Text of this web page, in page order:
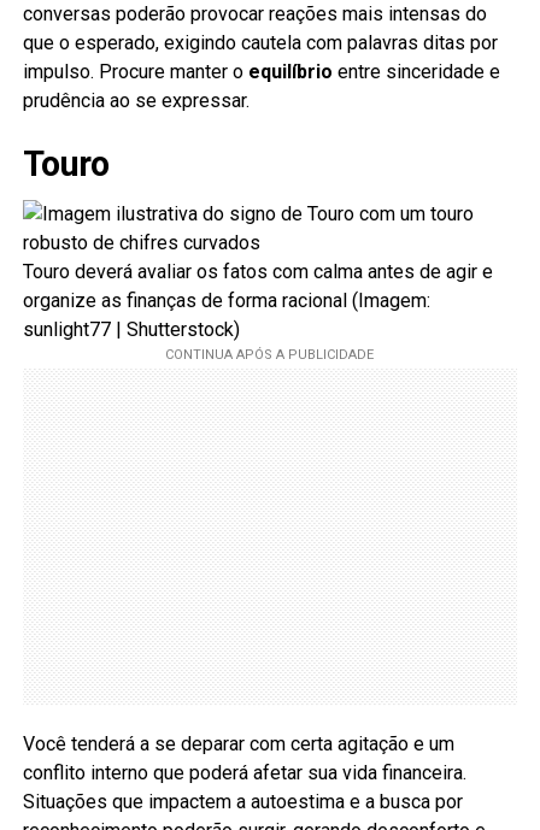
conversas poderão provocar reações mais intensas do
que o esperado, exigindo cautela com palavras ditas por
impulso. Procure manter o equilíbrio entre sinceridade e
prudência ao se expressar.
Touro
Touro deverá avaliar os fatos com calma antes de agir e
organize as finanças de forma racional (Imagem:
sunlight77 | Shutterstock)
Você tenderá a se deparar com certa agitação e um
conflito interno que poderá afetar sua vida financeira.
Situações que impactem a autoestima e a busca por